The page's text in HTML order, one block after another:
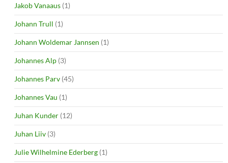
Jakob Vanaaus (1)
Johann Trull (1)
Johann Woldemar Jannsen (1)
Johannes Alp (3)
Johannes Parv (45)
Johannes Vau (1)
Juhan Kunder (12)
Juhan Liiv (3)
Julie Wilhelmine Ederberg (1)